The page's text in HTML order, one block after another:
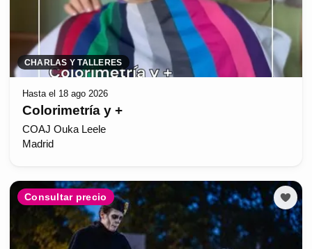
CHARLAS Y TALLERES
Hasta el 18 ago 2026
Colorimetría y +
COAJ Ouka Leele
Madrid
Consultar precio